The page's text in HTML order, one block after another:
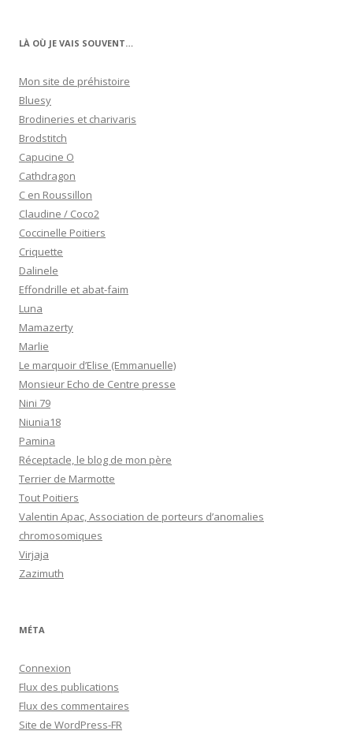
LÀ OÙ JE VAIS SOUVENT…
Mon site de préhistoire
Bluesy
Brodineries et charivaris
Brodstitch
Capucine O
Cathdragon
C en Roussillon
Claudine / Coco2
Coccinelle Poitiers
Criquette
Dalinele
Effondrille et abat-faim
Luna
Mamazerty
Marlie
Le marquoir d’Elise (Emmanuelle)
Monsieur Echo de Centre presse
Nini 79
Niunia18
Pamina
Réceptacle, le blog de mon père
Terrier de Marmotte
Tout Poitiers
Valentin Apac, Association de porteurs d’anomalies
chromosomiques
Virjaja
Zazimuth
MÉTA
Connexion
Flux des publications
Flux des commentaires
Site de WordPress-FR